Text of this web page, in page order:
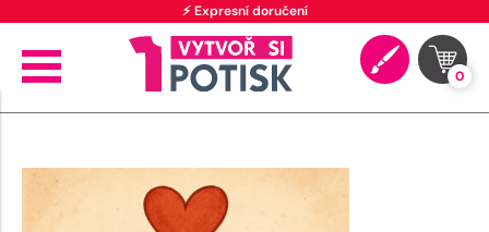
⚡ Expresní doručení
0